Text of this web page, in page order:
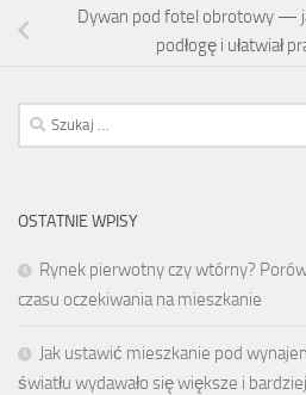
Dywan pod fotel obrotowy —
podłogę i ułatwiał
Szukaj:
OSTATNIE WPISY
Rynek pierwotny czy wtórny?
czasu oczekiwania na mieszkanie
Jak ustawić mieszkanie pod
światłu wydawało się większe i